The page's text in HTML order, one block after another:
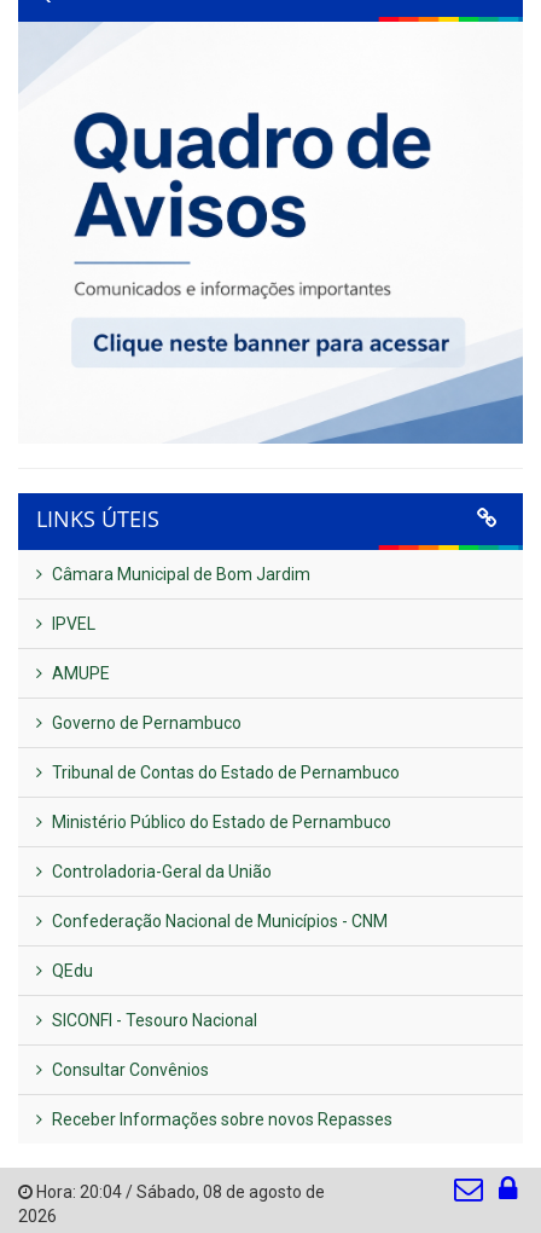
LINKS ÚTEIS
Câmara Municipal de Bom Jardim
IPVEL
AMUPE
Governo de Pernambuco
Tribunal de Contas do Estado de Pernambuco
Ministério Público do Estado de Pernambuco
Controladoria-Geral da União
Confederação Nacional de Municípios - CNM
QEdu
SICONFI - Tesouro Nacional
Consultar Convênios
Receber Informações sobre novos Repasses
Hora: 20:04/Sábado, 08 de agosto de
2026